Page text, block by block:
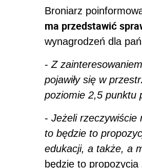
Broniarz
ma przedstawić
wynagrodzeń dla
- Z
pojawiły się w
poziomie 2,5 punktu
- Jeżeli rzeczywiście
to będzie to
edukacji, a także, a
będzie to propozycja